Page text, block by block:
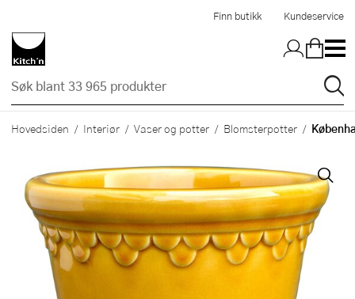
Finn butikk Kundeservice
Hovedsiden Interiør Vaser og potter Blomsterpotter